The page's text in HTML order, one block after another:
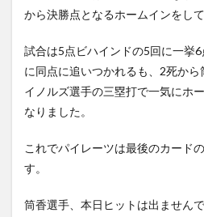
から決勝点となるホームインをして
試合は5点ビハインドの5回に一挙
に同点に追いつかれるも、2死か
イノルズ選手の三塁打で一気にホ
なりました。
これでパイレーツは最後のカード
す。
筒香選手、本日ヒットは出ません